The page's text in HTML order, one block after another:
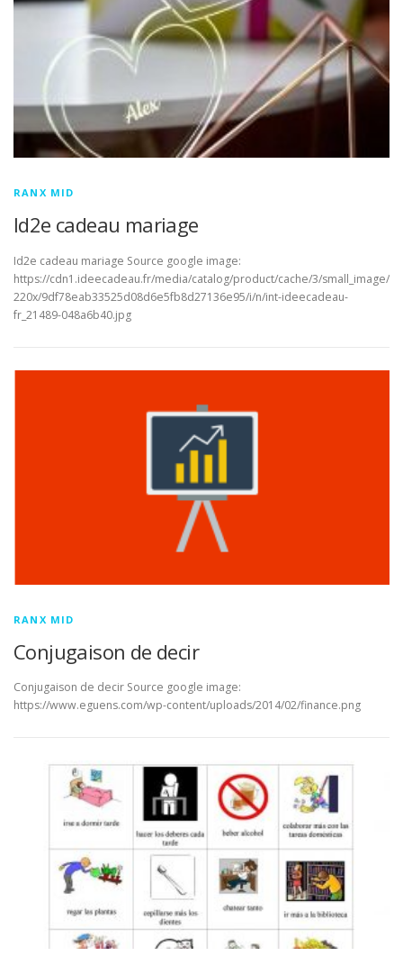
RANX MID
Id2e cadeau mariage
Id2e cadeau mariage Source google image:
https://cdn1.ideecadeau.fr/media/catalog/product/cache/3/small_image/
220x/9df78eab33525d08d6e5fb8d27136e95/i/n/int-ideecadeau-
fr_21489-048a6b40.jpg
RANX MID
Conjugaison de decir
Conjugaison de decir Source google image:
https://www.eguens.com/wp-content/uploads/2014/02/finance.png